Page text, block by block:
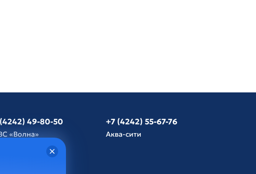
49-80-50
«Волна»
+7 (4242) 55-67-76
Аква-сити